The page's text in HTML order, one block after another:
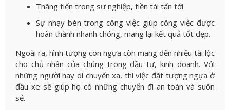
Thăng tiến trong sự nghiệp, tiền tài tấn tới
Sự nhạy bén trong công việc giúp công việc được
hoàn thành nhanh chóng, mang lại kết quả tốt đẹp.
Ngoài ra, hình tượng con ngựa còn mang đến nhiều tài lộc
cho chủ nhân của chúng trong đầu tư, kinh doanh. Với
những người hay di chuyển xa, thì việc đặt tượng ngựa ở
đầu xe sẽ giúp họ có những chuyến đi an toàn và suôn
sẻ.